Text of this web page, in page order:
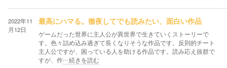
2022年11
月12日
最高にハマる。徹夜してでも読みたい、面白い作品
ゲームだった世界に主人公が異世界で生きていくストーリーで
す。色々詰め込み過ぎて長くなりそうな作品です。反則的チート
主人公ですが、困っている人を助ける作品です。読み応え抜群で
すが、作…続きを読む